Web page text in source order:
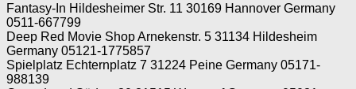
Fantasy-In Hildesheimer Str. 11 30169 Hannover Germany
0511-667799
Deep Red Movie Shop Arnekenstr. 5 31134 Hildesheim
Germany 05121-1775857
Spielplatz Echternplatz 7 31224 Peine Germany 05171-
988139